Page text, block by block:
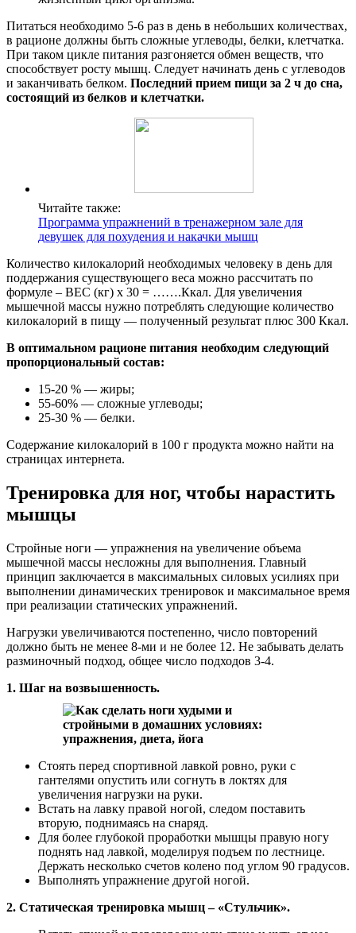
Питаться необходимо 5-6 раз в день в небольших количествах,
в рационе должны быть сложные углеводы, белки, клетчатка.
При таком цикле питания разгоняется обмен веществ, что
способствует росту мышц. Следует начинать день с углеводов
и заканчивать белком. Последний прием пищи за 2 ч до сна,
состоящий из белков и клетчатки.
Читайте также:
Программа упражнений в тренажерном зале для
девушек для похудения и накачки мышц
Количество килокалорий необходимых человеку в день для
поддержания существующего веса можно рассчитать по
формуле – ВЕС (кг) х 30 = …….Ккал. Для увеличения
мышечной массы нужно потреблять следующие количество
килокалорий в пищу — полученный результат плюс 300 Ккал.
В оптимальном рационе питания необходим следующий
пропорциональный состав:
15-20 % — жиры;
55-60% — сложные углеводы;
25-30 % — белки.
Содержание килокалорий в 100 г продукта можно найти на
страницах интернета.
Тренировка для ног, чтобы нарастить
мышцы
Стройные ноги — упражнения на увеличение объема
мышечной массы несложны для выполнения. Главный
принцип заключается в максимальных силовых усилиях при
выполнении динамических тренировок и максимальное время
при реализации статических упражнений.
Нагрузки увеличиваются постепенно, число повторений
должно быть не менее 8-ми и не более 12. Не забывать делать
разминочный подход, общее число подходов 3-4.
1. Шаг на возвышенность.
Стоять перед спортивной лавкой ровно, руки с
гантелями опустить или согнуть в локтях для
увеличения нагрузки на руки.
Встать на лавку правой ногой, следом поставить
вторую, поднимаясь на снаряд.
Для более глубокой проработки мышцы правую ногу
поднять над лавкой, моделируя подъем по лестнице.
Держать несколько счетов колено под углом 90 градусов.
Выполнять упражнение другой ногой.
2. Статическая тренировка мышц – «Стульчик».